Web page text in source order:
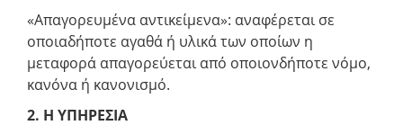
«Απαγορευμένα αντικείμενα»: αναφέρεται σε
οποιαδήποτε αγαθά ή υλικά των οποίων η
μεταφορά απαγορεύεται από οποιονδήποτε νόμο,
κανόνα ή κανονισμό.
2. Η ΥΠΗΡΕΣΙΑ